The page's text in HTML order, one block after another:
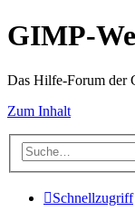
GIMP-
Das Hilfe-Forum der
Zum Inhalt
Schnellzugriff